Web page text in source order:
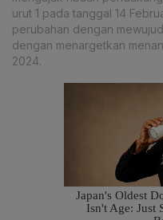
urut 1 pada tanggal 14
perubahan dengan
dengan menargetkan
2024.